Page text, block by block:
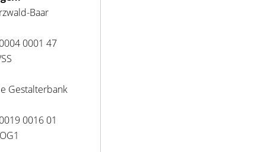
Baar
0001 47
Gestalterbank
0016 01